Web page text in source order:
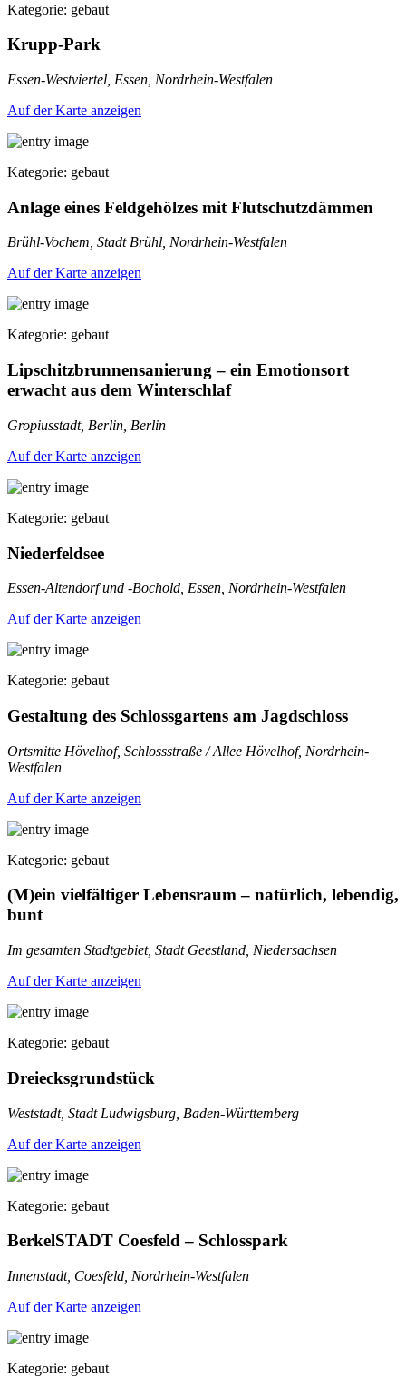
Kategorie: gebaut
Krupp-Park
Essen-Westviertel, Essen, Nordrhein-Westfalen
Auf der Karte anzeigen
Kategorie: gebaut
Anlage eines Feldgehölzes mit Flutschutzdämmen
Brühl-Vochem, Stadt Brühl, Nordrhein-Westfalen
Auf der Karte anzeigen
Kategorie: gebaut
Lipschitzbrunnensanierung – ein Emotionsort
erwacht aus dem Winterschlaf
Gropiusstadt, Berlin, Berlin
Auf der Karte anzeigen
Kategorie: gebaut
Niederfeldsee
Essen-Altendorf und -Bochold, Essen, Nordrhein-Westfalen
Auf der Karte anzeigen
Kategorie: gebaut
Gestaltung des Schlossgartens am Jagdschloss
Ortsmitte Hövelhof, Schlossstraße / Allee Hövelhof, Nordrhein-
Westfalen
Auf der Karte anzeigen
Kategorie: gebaut
(M)ein vielfältiger Lebensraum – natürlich, lebendig,
bunt
Im gesamten Stadtgebiet, Stadt Geestland, Niedersachsen
Auf der Karte anzeigen
Kategorie: gebaut
Dreiecksgrundstück
Weststadt, Stadt Ludwigsburg, Baden-Württemberg
Auf der Karte anzeigen
Kategorie: gebaut
BerkelSTADT Coesfeld – Schlosspark
Innenstadt, Coesfeld, Nordrhein-Westfalen
Auf der Karte anzeigen
Kategorie: gebaut